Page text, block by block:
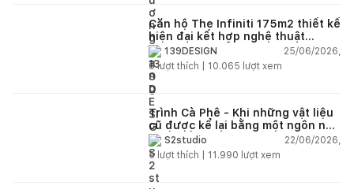
Căn hộ The Infiniti 175m2 thiết kế
hiện đại kết hợp nghệ thuật
Modern Art đầy cảm xúc
139DESIGN
25/06/2026,
6lượt thích | 10.065 lượt xem
Trình Cà Phê - Khi những vật liệu
cũ được kể lại bằng một ngôn ngữ
thiết kế mới
S2studio
22/06/2026,
5 lượt thích | 11.990 lượt xem